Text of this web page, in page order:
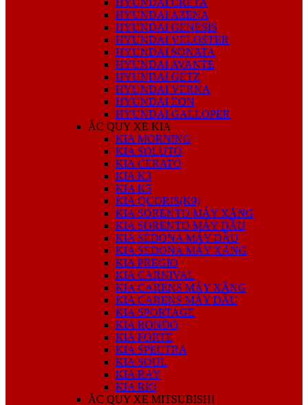
HYUNDAI AZENA
HYUNDAI GENESIS
HYUNDAI VELOSTER
HYUNDAI SONATA
HYUNDAI AVANTE
HYUNDAI GETZ
HYUNDAI VERNA
HYUNDAI EON
HYUNDAI GALLOPER
ẮC QUY XE KIA
KIA MORNING
KIA SOLUTO
KIA CERATO
KIA K3
KIA K5
KIA QUORIS(K9)
KIA SORENTO MÁY XĂNG
KIA SORENTO MÁY DẦU
KIA SEDONA MÁY DẦU
KIA SEDONA MÁY XĂNG
KIA PREGIO
KIA CARNIVAL
KIA CARENS MÁY XĂNG
KIA CARENS MÁY DẦU
KIA SPORTAGE
KIA RONDO
KIA FORTE
KIA SPECTRA
KIA SOUL
KIA RAY
KIA RIO
ẮC QUY XE MITSUBISHI